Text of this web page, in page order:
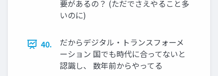
要があるの？ (ただでさえやること多
いのに)
40.
だからデジタル・トランスフォーメ
ーション 国でも時代に合ってないと
認識し、 数年前からやってる